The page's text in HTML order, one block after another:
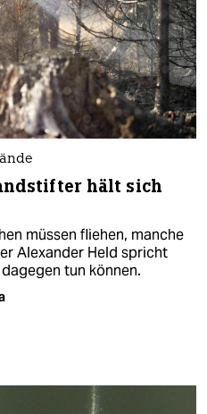
hält sich
müssen fliehen, manche
Alexander Held spricht
tun können.